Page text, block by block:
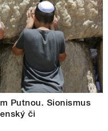
Putnou. Sionismus
či